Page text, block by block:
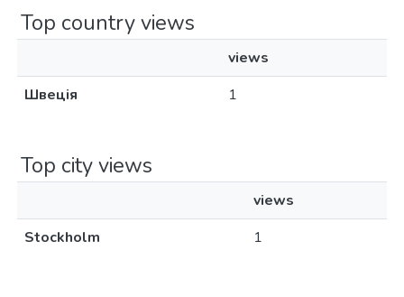
Top country views
views
Швеція
1
Top city views
views
Stockholm
1